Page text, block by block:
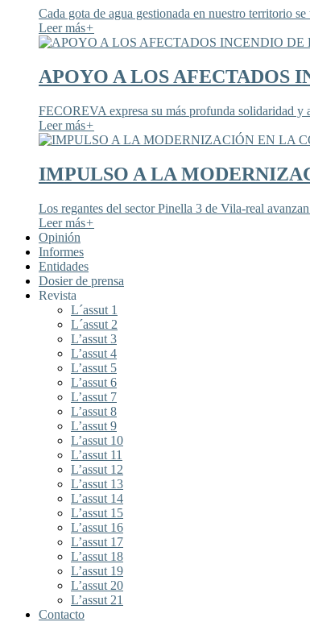
Cada gota de agua gestionada en nuestro territorio
Leer más+
APOYO A LOS AFECTADOS
FECOREVA expresa su más profunda solidaridad y
Leer más+
IMPULSO A LA
Los regantes del sector Pinella 3 de Vila-real
Leer más+
Opinión
Informes
Entidades
Dosier de prensa
Revista
L´assut 1
L´assut 2
L’assut 3
L’assut 4
L’assut 5
L’assut 6
L’assut 7
L’assut 8
L’assut 9
L’assut 10
L’assut 11
L’assut 12
L’assut 13
L’assut 14
L’assut 15
L’assut 16
L’assut 17
L’assut 18
L’assut 19
L’assut 20
L’assut 21
Contacto